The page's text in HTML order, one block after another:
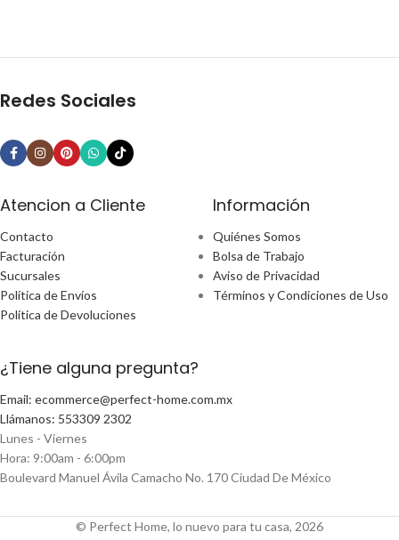
Redes Sociales
Atencion a Cliente
Contacto
Facturación
Sucursales
Política de Envíos
Política de Devoluciones
Información
Quiénes Somos
Bolsa de Trabajo
Aviso de Privacidad
Términos y Condiciones de Uso
¿Tiene alguna pregunta?
Email: ecommerce@perfect-home.com.mx
Llámanos: 553309 2302
Lunes - Viernes
Hora: 9:00am - 6:00pm
Boulevard Manuel Ávila Camacho No. 170 Ciudad De México
© Perfect Home, lo nuevo para tu casa, 2026